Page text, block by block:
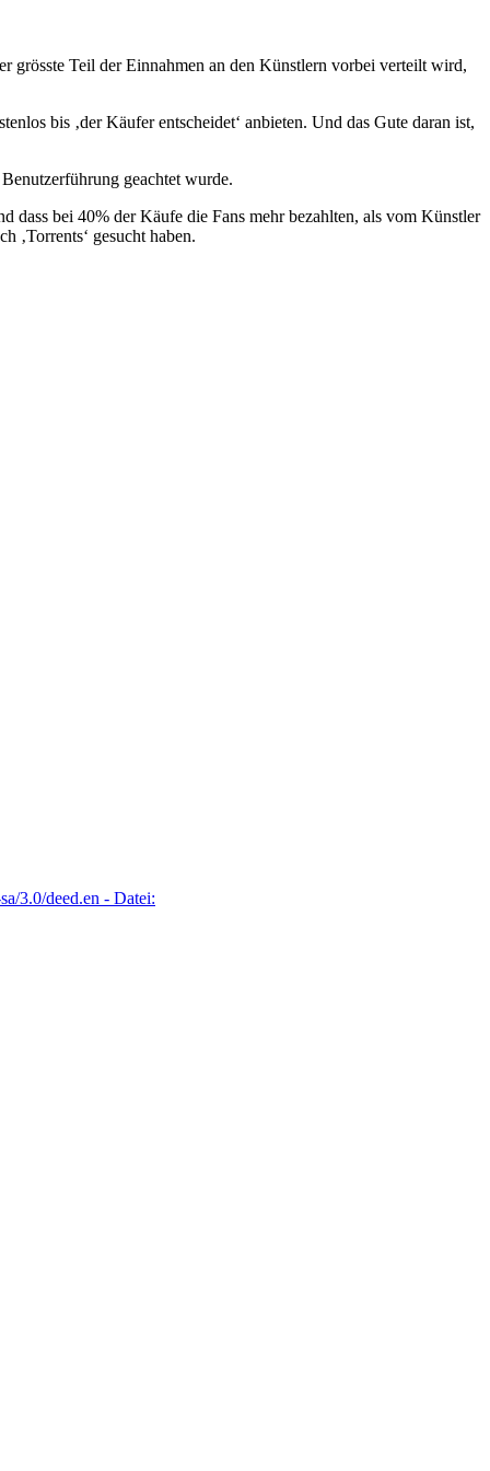
grösste Teil der Einnahmen an den Künstlern vorbei verteilt wird,
bis ‚der Käufer entscheidet‘ anbieten. Und das Gute daran ist,
geachtet wurde.
bei 40% der Käufe die Fans mehr bezahlten, als vom Künstler
‚Torrents‘ gesucht haben.